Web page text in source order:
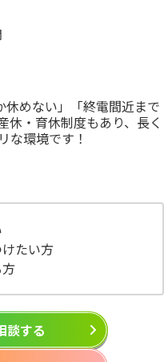
めない」「終電間近まで
休・育休制度もあり、長く
な環境です！
たい方
談する